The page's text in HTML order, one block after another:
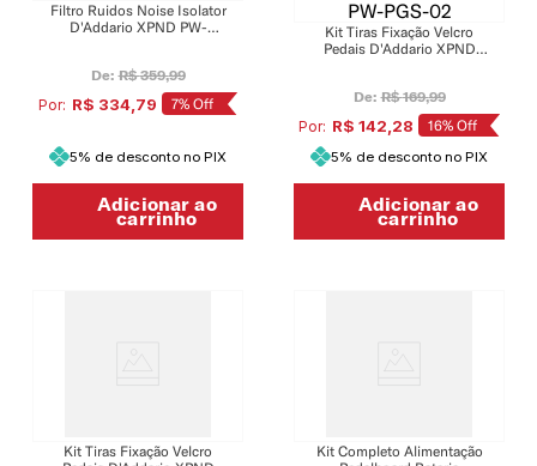
Filtro Ruidos Noise Isolator
D'Addario XPND PW-
De: R$ 359,99
Por: R$ 334 79 7% Off
5% de desconto no PIX
Adicionar ao
carrinho
Kit Tiras Fixação Velcro
Pedais D'Addario XPND
De: R$ 169,99
Por: R$ 142 28 16%Off
5% de desconto no PIX
Adicionar ao
carrinho
Kit Tiras Fixação Velcro
Kit Completo Alimentação